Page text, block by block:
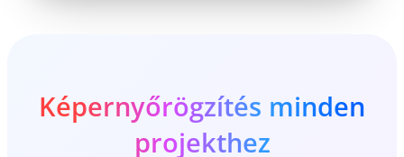
Képernyőrögzítés minden
projekthez